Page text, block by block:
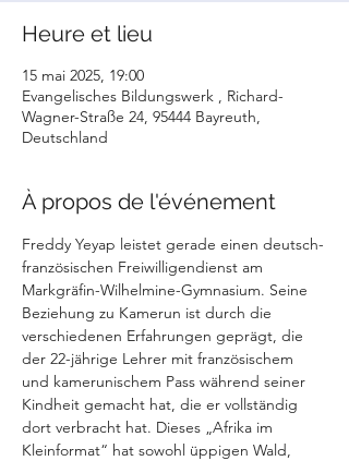
Heure et lieu
15 mai 2025, 19:00
Evangelisches Bildungswerk , Richard-
Wagner-Straße 24, 95444 Bayreuth,
Deutschland
À propos de l'événement
Freddy Yeyap leistet gerade einen deutsch-
französischen Freiwilligendienst am
Markgräfin-Wilhelmine-Gymnasium. Seine
Beziehung zu Kamerun ist durch die
verschiedenen Erfahrungen geprägt, die
der 22-jährige Lehrer mit französischem
und kamerunischem Pass während seiner
Kindheit gemacht hat, die er vollständig
dort verbracht hat. Dieses „Afrika im
Kleinformat“ hat sowohl üppigen Wald,